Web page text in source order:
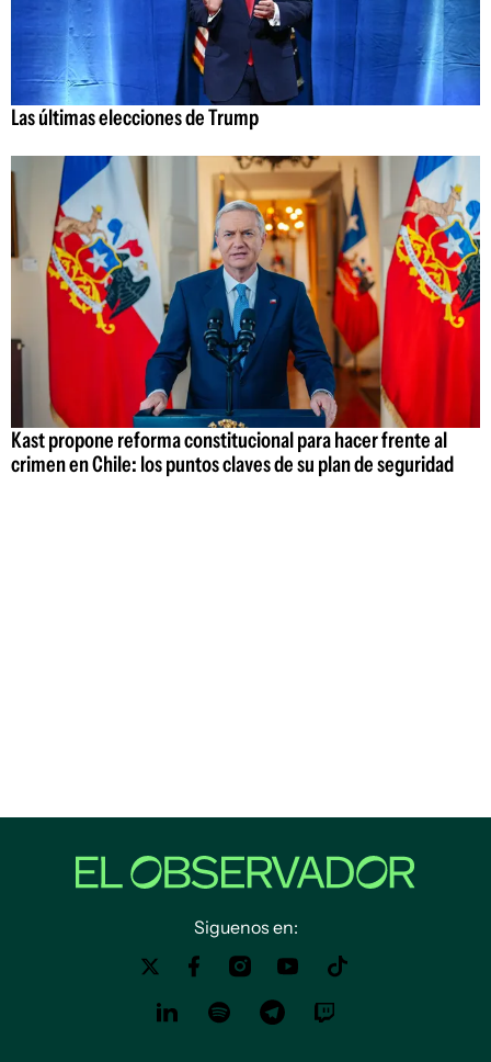
Las últimas elecciones de Trump
Kast propone reforma constitucional para hacer frente al
crimen en Chile: los puntos claves de su plan de seguridad
Siguenos en: